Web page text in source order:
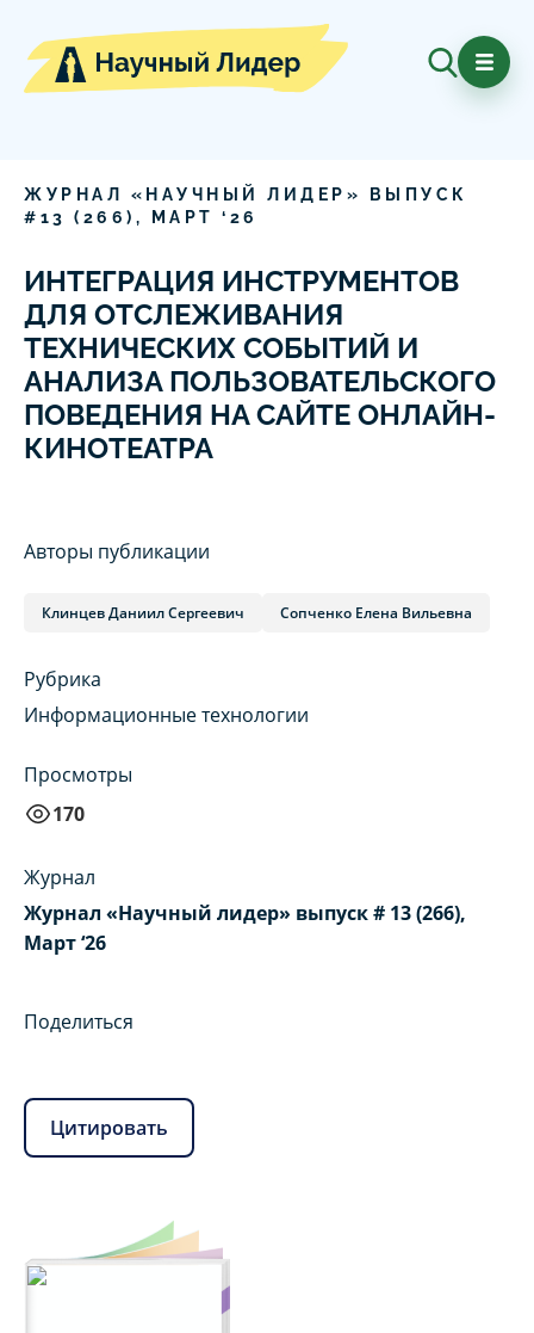
ЖУРНАЛ «НАУЧНЫЙ ЛИДЕР» ВЫПУСК
# 13 ( 266 ), МАРТ ‘ 26
ИНТЕГРАЦИЯ ИНСТРУМЕНТОВ
ДЛЯ ОТСЛЕЖИВАНИЯ
ТЕХНИЧЕСКИХ СОБЫТИЙ И
АНАЛИЗА ПОЛЬЗОВАТЕЛЬСКОГО
ПОВЕДЕНИЯ НА САЙТЕ ОНЛАЙН-
КИНОТЕАТРА
Авторы публикации
Клинцев Даниил Сергеевич Сопченко Елена Вильевна
Рубрика
Информационные технологии
Просмотры
170
Журнал
Журнал «Научный лидер» выпуск # 13 (266),
Март ‘26
Поделиться
Цитировать